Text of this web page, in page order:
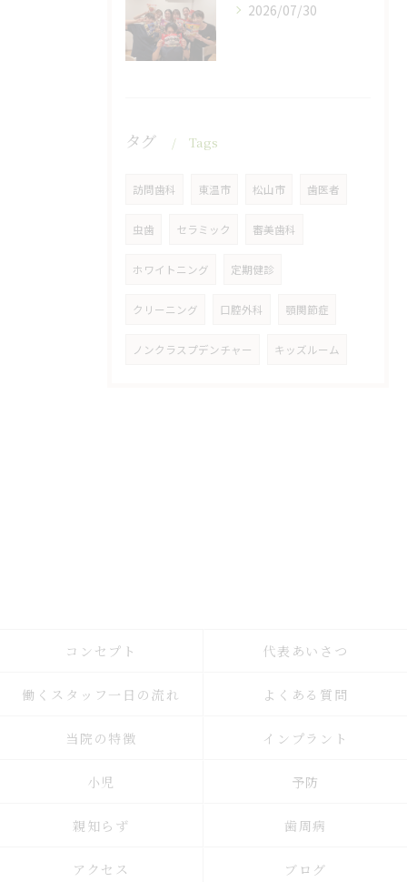
2026/07/30
タグ Tags
訪問歯科 東温市 松山市 歯医者
虫歯 セラミック 審美歯科
ホワイトニング 定期健診
クリーニング 口腔外科 顎関節症
ノンクラスプデンチャー キッズルーム
コンセプト 代表あいさつ
働くスタッフ一日の流れ よくある質問
当院の特徴 インプラント
小児 予防
親知らず 歯周病
アクセス ブログ